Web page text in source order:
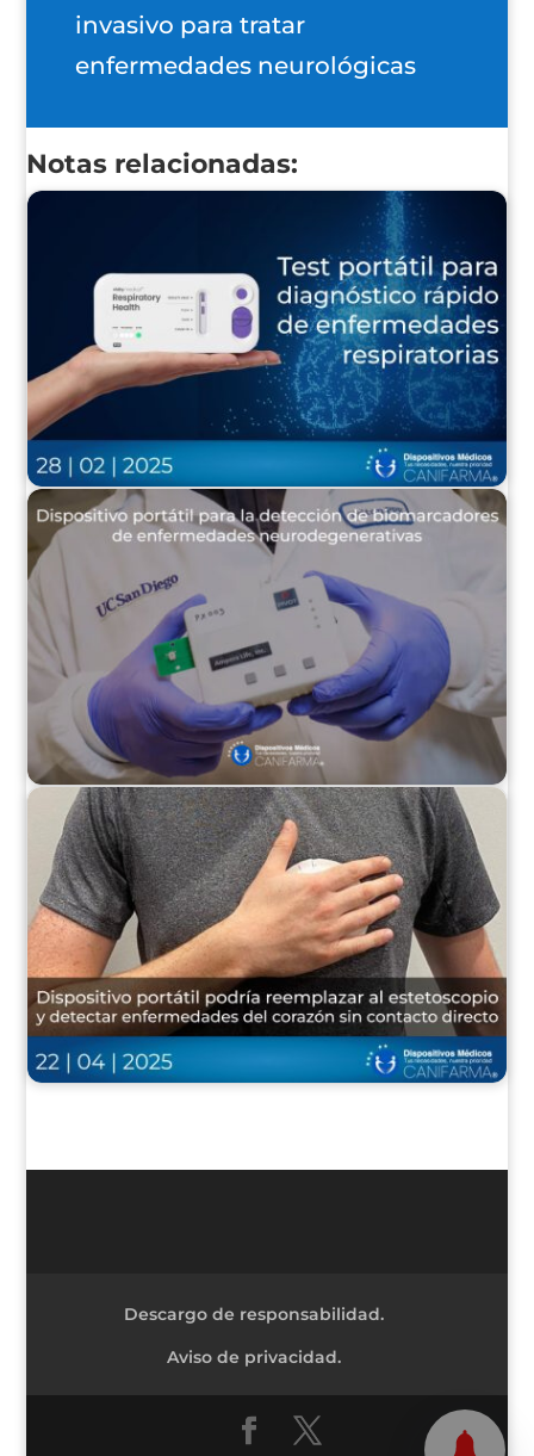
invasivo para tratar
enfermedades neurológicas
Notas relacionadas:
Descargo de responsabilidad.
Aviso de privacidad.